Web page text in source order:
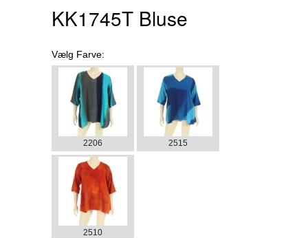
KK1745T Bluse
Vælg Farve:
2206 2515
2510